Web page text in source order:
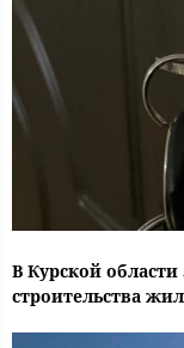
В Курской
строительства